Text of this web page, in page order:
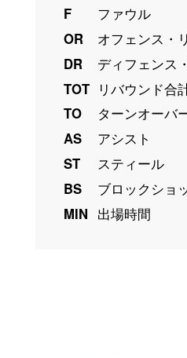
F
ファウル
OR
オフェンス・
DR
ディフェンス
TOT リバウンド合
TO
ターンオーバ
AS
アシスト
ST
スティール
BS
ブロックショ
MIN 出場時間